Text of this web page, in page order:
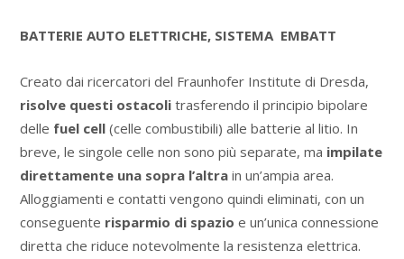
BATTERIE AUTO ELETTRICHE, SISTEMA EMBATT
Creato dai ricercatori del Fraunhofer Institute di Dresda,
risolve questi ostacolitrasferendo il principio bipolare
delle fuel cell(celle combustibili) alle batterie al litio. In
breve, le singole celle non sono più separate, ma impilate
direttamente una sopra l’altrain un’ampia area.
Alloggiamenti e contatti vengono quindi eliminati, con un
conseguente risparmio di spazio e un’unica connessione
diretta che riduce notevolmente la resistenza elettrica.